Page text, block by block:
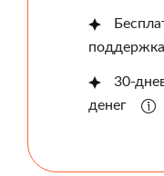
30-
денег